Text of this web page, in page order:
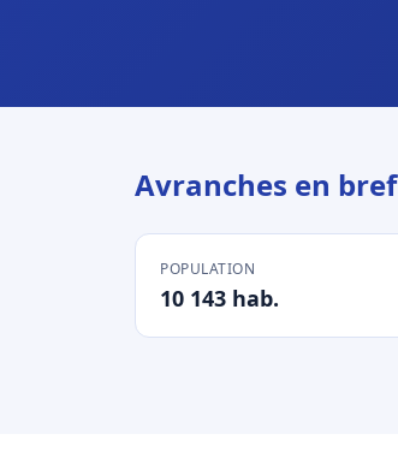
Avranches en bref
POPULATION
10 143 hab.